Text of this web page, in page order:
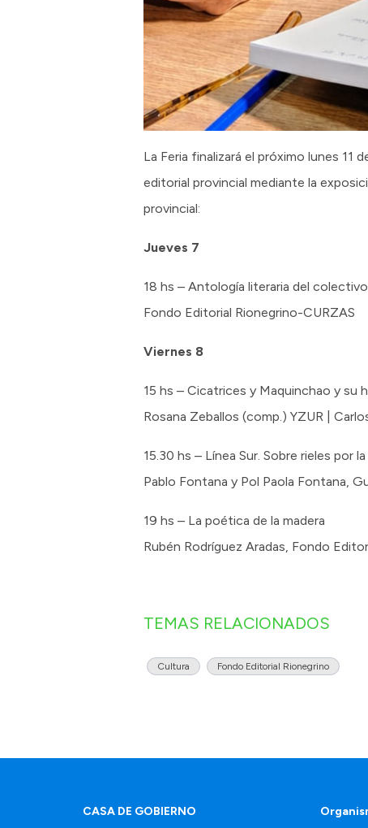
La Feria finalizará el próximo lunes
editorial provincial mediante la
provincial:
Jueves 7
18 hs – Antología literaria del
Fondo Editorial Rionegrino-CURZAS
Viernes 8
15 hs – Cicatrices y Maquinchao y su
Rosana Zeballos (comp.) YZUR |
15.30 hs – Línea Sur. Sobre rieles por
Pablo Fontana y Pol Paola Fontana,
19 hs – La poética de la madera
Rubén Rodríguez Aradas, Fondo
TEMAS RELACIONADOS
Cultura Fondo Editorial Rionegrino
CASA DE GOBIERNO